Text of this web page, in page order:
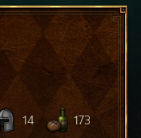
14 173